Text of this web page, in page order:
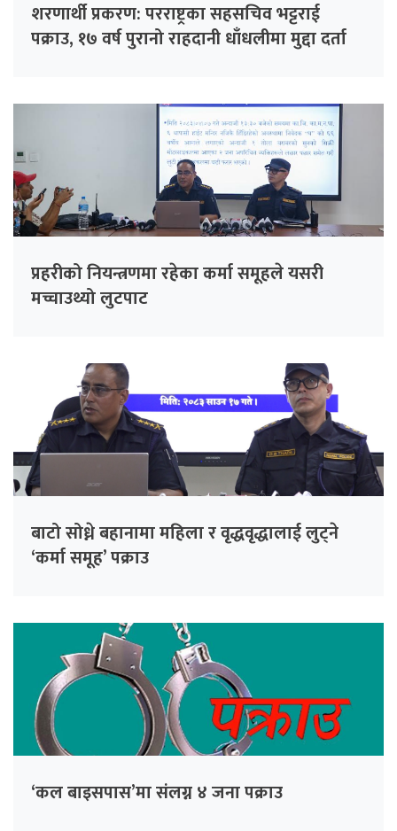
शरणार्थी प्रकरण: परराष्ट्रका सहसचिव भट्टराई
पक्राउ, १७ वर्ष पुरानो राहदानी धाँधलीमा मुद्दा दर्ता
प्रहरीको नियन्त्रणमा रहेका कर्मा समूहले यसरी
मच्चाउथ्यो लुटपाट
बाटो सोध्ने बहानामा महिला र वृद्धवृद्धालाई लुट्ने
‘कर्मा समूह’ पक्राउ
‘कल बाइसपास’मा संलग्न ४ जना पक्राउ